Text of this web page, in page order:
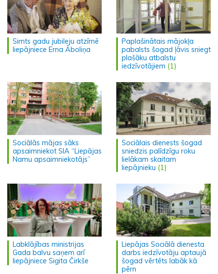
Simts gadu jubileju atzīmē
liepājniece Erna Āboliņa
Paplašinātais mājokļa
pabalsts šogad ļāvis sniegt
plašāku atbalstu
iedzīvotājiem (1)
Sociālās mājas sāks
apsaimniekot SIA “Liepājas
Namu apsaimniekotājs”
Sociālais dienests šogad
sniedzis palīdzīgu roku
lielākam skaitam
liepājnieku (1)
Labklājības ministrijas
Gada balvu saņem arī
liepājniece Sigita Čirkše
Liepājas Sociālā dienesta
darbs iedzīvotāju aptaujā
šogad vērtēts labāk kā
pērn